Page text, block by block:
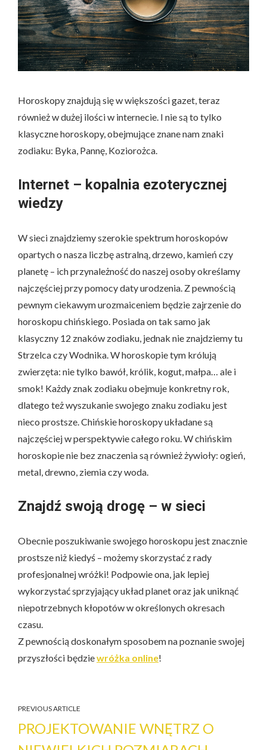
Horoskopy znajdują się w większości gazet, teraz
również w dużej ilości w internecie. I nie są to tylko
klasyczne horoskopy, obejmujące znane nam znaki
zodiaku: Byka, Pannę, Koziorożca.
Internet – kopalnia ezoterycznej
wiedzy
W sieci znajdziemy szerokie spektrum horoskopów
opartych o nasza liczbę astralną, drzewo, kamień czy
planetę – ich przynależność do naszej osoby określamy
najczęściej przy pomocy daty urodzenia. Z pewnością
pewnym ciekawym urozmaiceniem będzie zajrzenie do
horoskopu chińskiego. Posiada on tak samo jak
klasyczny 12 znaków zodiaku, jednak nie znajdziemy tu
Strzelca czy Wodnika. W horoskopie tym królują
zwierzęta: nie tylko bawół, królik, kogut, małpa… ale i
smok! Każdy znak zodiaku obejmuje konkretny rok,
dlatego też wyszukanie swojego znaku zodiaku jest
nieco prostsze. Chińskie horoskopy układane są
najczęściej w perspektywie całego roku. W chińskim
horoskopie nie bez znaczenia są również żywioły: ogień,
metal, drewno, ziemia czy woda.
Znajdź swoją drogę – w sieci
Obecnie poszukiwanie swojego horoskopu jest znacznie
prostsze niż kiedyś – możemy skorzystać z rady
profesjonalnej wróżki! Podpowie ona, jak lepiej
wykorzystać sprzyjający układ planet oraz jak uniknąć
niepotrzebnych kłopotów w określonych okresach
czasu.
Z pewnością doskonałym sposobem na poznanie swojej
przyszłości będziewróżka online!
PREVIOUS ARTICLE
PROJEKTOWANIE WNĘTRZ O